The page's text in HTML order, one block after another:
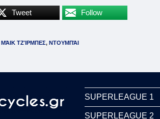
Tweet Follow
ΜΆΙΚ ΤΖΊΡΜΠΕΣ, ΝΤΟΥΜΠΆΙ
SUPERLEAGUE 1
SUPERLEAGUE 2